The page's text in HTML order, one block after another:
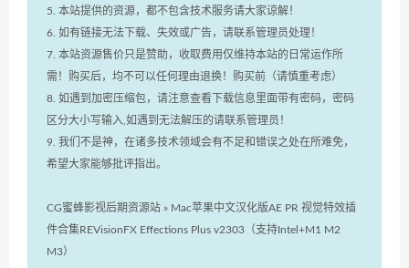
5. 本站提供的资源，都不包含技术服务请大家谅解！
6. 如有链接无法下载、失效或广告，请联系管理员处理！
7. 本站资源售价只是赞助，收取费用仅维持本站的日常运作所
需！购买后，均不可以任何理由退换！购买前（请慎重考虑）
8. 如遇到加密压缩包，请注意查看下载信息里面带有密码，密码
区分大小写输入,如遇到无法解压的请联系管理员！
9. 我们不是神，在诸多技术领域会有不足和错误之处在所难免，
希望大家能够批评指出。
CG蜜蜂影视后期资源站 » Mac苹果中文汉化版AE PR 视觉特效插
件合集REVisionFX Effections Plus v2303（支持Intel+M1 M2
M3）